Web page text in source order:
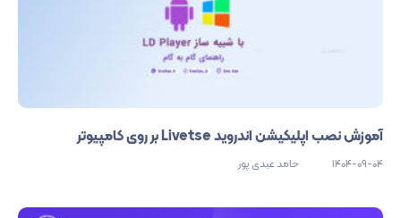
آموزش نصب اپلیکیشن اندروید Livetse بر روی کامپیوتر
1404-09-04 حامد عبدی پور